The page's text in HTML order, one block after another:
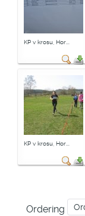
KP v krosu, Hor...
KP v krosu, Hor...
Ordering